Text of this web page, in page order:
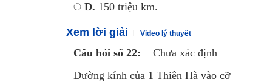
D. 150 triệu km.
Xem lời giải Video lý thuyết
Câu hỏi số 22:
Chưa xác định
Đường kính của 1 Thiên Hà vào cỡ